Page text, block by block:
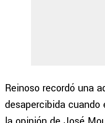
Reinoso recordó una
desapercibida